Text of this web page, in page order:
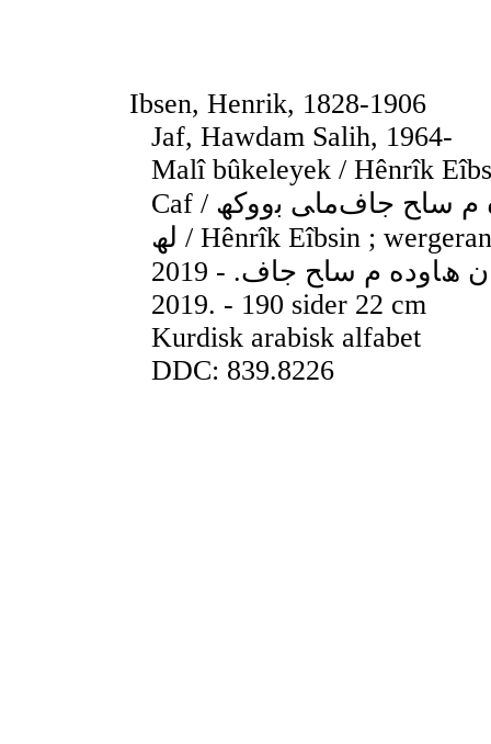
Ibsen, Henrik, 1828-1906
Jaf, Hawdam Salih, 1964-
Malî bûkeleyek / Hênrîk
Caf / ھﻧرﯾﮏ ﺋﯾﺑﺳن ; وهرگيران ھﺎوده م ﺳﺎﺢ ﺟﺎفﻣﺎﯽ ﺑووﮐﮫ
ﻟﮫ / Hênrîk Eîbsin ; wergerandi Hawdem Salih Caf / ھﻧرﯾﮏ
ﺋﯾﺑﺳن ; وهرگيران ھﺎوده م ﺳﺎﺢ ﺟﺎف. - 2019. - Sulaymaniya,
2019. - 190 sider 22 cm
Kurdisk arabisk alfabet
DDC: 839.8226